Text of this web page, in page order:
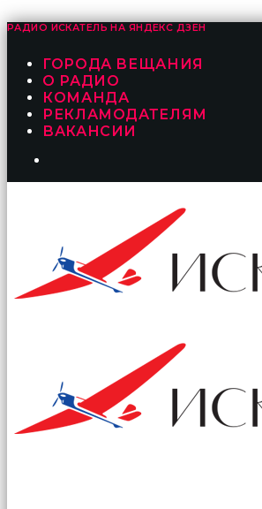
РАДИО ИСКАТЕЛЬ НА ЯНДЕКС ДЗЕН
ГОРОДА ВЕЩАНИЯ
О РАДИО
КОМАНДА
РЕКЛАМОДАТЕЛЯМ
ВАКАНСИИ